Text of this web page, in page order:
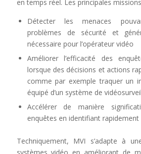
en temps réel. Les principales
Détecter les menaces
problèmes de sécurité et
nécessaire pour l’opérateur vidéo
Améliorer l’efficacité des
lorsque des décisions et actions
comme par exemple traquer un
équipé d’un système de
Accélérer de manière
enquêtes en identifiant rapidement
Techniquement, MVI s’adapte à
systèmes vidéo en améliorant de